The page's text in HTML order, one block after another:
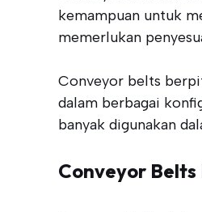
kemampuan untuk
memerlukan
Conveyor belts
dalam berbagai
banyak digunakan
Conveyor